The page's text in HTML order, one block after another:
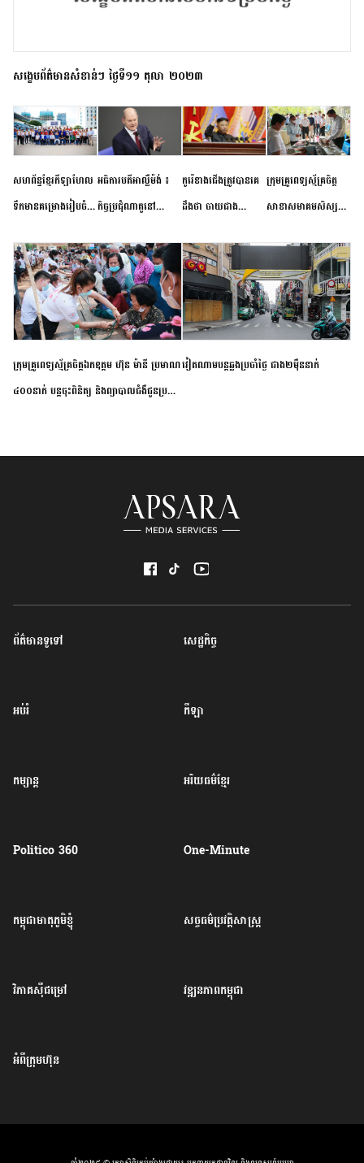
សង្ខេបព័ត៌មានសំខាន់ៗ ថ្ងៃទី១១ តុលា ២០២៣
សហព័ន្ធខ្មែរកីឡាហែល
ទឹកមានគម្រោងរៀបចំ
កម្រិតបឋម ដល់ឧត្តម
សិក្សានាពេលខាងមុខ
អធិការបតីអាល្លឺម៉ង់ ៖
កិច្ចប្រជុំណាតូនៅ
ខាងមុខនឹងបញ្ជូនសញ្ញា
នៃភាពស្អិតរមួត និង
ការប្តេជ្ញាចិត្ត
កូរ៉េខាងជើងត្រូវបានគេ
ដឹងថា ចាយជាង
អភិវឌ្ឍន៍នុយក្លេអ៊ែរ
ក្រុមគ្រូពេទ្យស្ម័គ្រចិត្ត
សាខាសមាគមសិស្ស
ខេត្តកំពង់ចាម ចុះពិនិត្យ
ពិគ្រោះជំងឺទូទៅ និងផ្តល់
ថ្នាំពេទ្យជូនប្រជាពលរដ្ឋ
រស់នៅសង្កាត់បឹងកុក
ក្រុមគ្រូពេទ្យស្ម័គ្រចិត្តឯកឧត្តម ហ៊ុន ម៉ានី ប្រមាណ
៤០០នាក់ បន្តចុះពិនិត្យ និងព្យាបាលជំងឺជូនប្រជា
វៀតណាម​បន្ត​ឆ្លង​ប្រចាំថ្ងៃ​ ​ជាង​២​ម៉ឺន​នាក់​
ព័ត៌មានទូទៅ សេដ្ឋកិច្ច
អប់រំ កីឡា
កម្សាន្ត អរិយធម៌ខ្មែរ
Politico 360 One-Minute
កម្ពុជាមាតុភូមិខ្ញុំ សច្ចធម៌ប្រវត្តិសាស្ត្រ
វិភាគសុីជម្រៅ វឌ្ឍនភាពកម្ពុជា
អំពីក្រុមហ៊ុន